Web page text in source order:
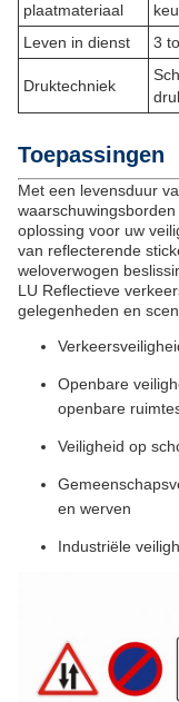
plaatmateriaal
Leven in dienst
3
Druktechniek
Toepassingen
Met een levensduur
oplossing voor uw
van reflecterende
weloverwogen
LU Reflectieve
gelegenheden en
Openbare
openbare
Veiligheid op
en werven
Industriële